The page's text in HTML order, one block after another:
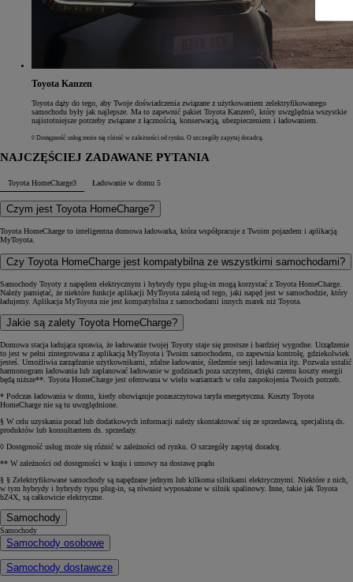
Toyota Kanzen
Toyota dąży do tego, aby Twoje doświadczenia związane z użytkowaniem zelektryfikowanego
samochodu były jak najlepsze. Ma to zapewnić pakiet Toyota Kanzen◊, który uwzględnia wszystkie
najistotniejsze potrzeby związane z łącznością, konserwacją, ubezpieczeniem i ładowaniem.
◊ Dostępność usług może się różnić w zależności od rynku. O szczegóły zapytaj doradcę.
NAJCZĘŚCIEJ ZADAWANE PYTANIA
Toyota HomeCharge3 Ładowanie w domu 5
Czym jest Toyota HomeCharge?
Toyota HomeCharge to inteligentna domowa ładowarka, która współpracuje z Twoim pojazdem i aplikacją
MyToyota.
Czy Toyota HomeCharge jest kompatybilna ze wszystkimi samochodami?
Samochody Toyoty z napędem elektrycznym i hybrydy typu plug-in mogą korzystać z Toyota HomeCharge.
Należy pamiętać, że niektóre funkcje aplikacji MyToyota zależą od tego, jaki napęd jest w samochodzie, który
ładujemy. Aplikacja MyToyota nie jest kompatybilna z samochodami innych marek niż Toyota.
Jakie są zalety Toyota HomeCharge?
Domowa stacja ładująca sprawia, że ładowanie twojej Toyoty staje się prostsze i bardziej wygodne. Urządzenie
to jest w pełni zintegrowana z aplikacją MyToyota i Twoim samochodem, co zapewnia kontrolę, gdziekolwiek
jesteś. Umożliwia zarządzanie użytkownikami, zdalne ładowanie, śledzenie sesji ładowania itp. Pozwala ustalić
harmonogram ładowania lub zaplanować ładowanie w godzinach poza szczytem, dzięki czemu koszty energii
będą niższe**. Toyota HomeCharge jest oferowana w wielu wariantach w celu zaspokojenia Twoich potrzeb.
* Podczas ładowania w domu, kiedy obowiązuje pozaszczytowa taryfa energetyczna. Koszty Toyota
HomeCharge nie są tu uwzględnione.
§ W celu uzyskania porad lub dodatkowych informacji należy skontaktować się ze sprzedawcą, specjalistą ds.
produktów lub konsultantem ds. sprzedaży.
◊ Dostępność usług może się różnić w zależności od rynku. O szczegóły zapytaj doradcę.
** W zależności od dostępności w kraju i umowy na dostawę prądu
§ § Zelektryfikowane samochody są napędzane jednym lub kilkoma silnikami elektrycznymi. Niektóre z nich,
w tym hybrydy i hybrydy typu plug-in, są również wyposażone w silnik spalinowy. Inne, takie jak Toyota
bZ4X, są całkowicie elektryczne.
Samochody
Samochody
Samochody osobowe
Samochody dostawcze